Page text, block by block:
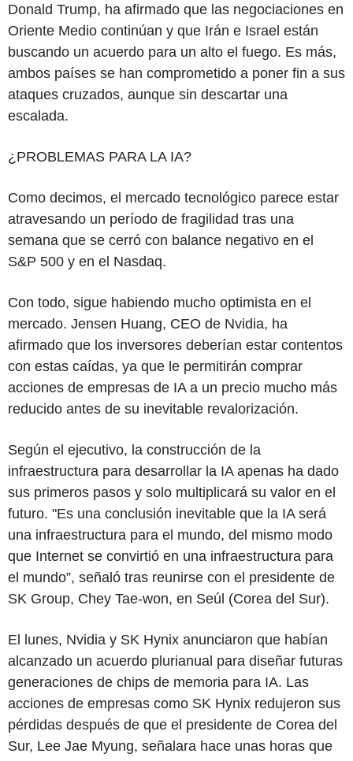
Donald Trump, ha afirmado que las negociaciones en
Oriente Medio continúan y que Irán e Israel están
buscando un acuerdo para un alto el fuego. Es más,
ambos países se han comprometido a poner fin a sus
ataques cruzados, aunque sin descartar una
escalada.
¿PROBLEMAS PARA LA IA?
Como decimos, el mercado tecnológico parece estar
atravesando un período de fragilidad tras una
semana que se cerró con balance negativo en el
S&P 500 y en el Nasdaq.
Con todo, sigue habiendo mucho optimista en el
mercado. Jensen Huang, CEO de Nvidia, ha
afirmado que los inversores deberían estar contentos
con estas caídas, ya que le permitirán comprar
acciones de empresas de IA a un precio mucho más
reducido antes de su inevitable revalorización.
Según el ejecutivo, la construcción de la
infraestructura para desarrollar la IA apenas ha dado
sus primeros pasos y solo multiplicará su valor en el
futuro. "Es una conclusión inevitable que la IA será
una infraestructura para el mundo, del mismo modo
que Internet se convirtió en una infraestructura para
el mundo”, señaló tras reunirse con el presidente de
SK Group, Chey Tae-won, en Seúl (Corea del Sur).
El lunes, Nvidia y SK Hynix anunciaron que habían
alcanzado un acuerdo plurianual para diseñar futuras
generaciones de chips de memoria para IA. Las
acciones de empresas como SK Hynix redujeron sus
pérdidas después de que el presidente de Corea del
Sur, Lee Jae Myung, señalara hace unas horas que